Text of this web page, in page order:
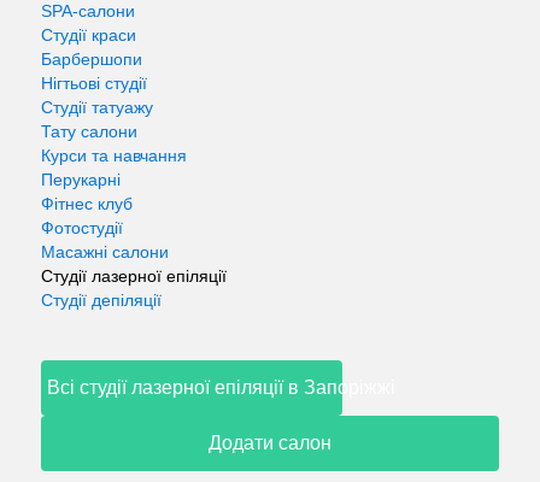
SPA-салони
Студії краси
Барбершопи
Нігтьові студії
Студії татуажу
Тату салони
Курси та навчання
Перукарні
Фітнес клуб
Фотостудії
Масажні салони
Студії лазерної епіляції
Студії депіляції
Всі студії лазерної епіляції в Запоріжжі
Додати салон